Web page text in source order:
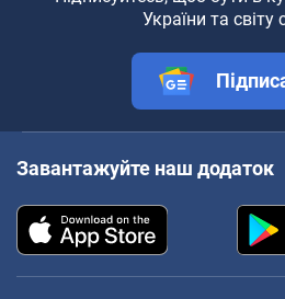
України та світу
Завантажуйте наш додаток